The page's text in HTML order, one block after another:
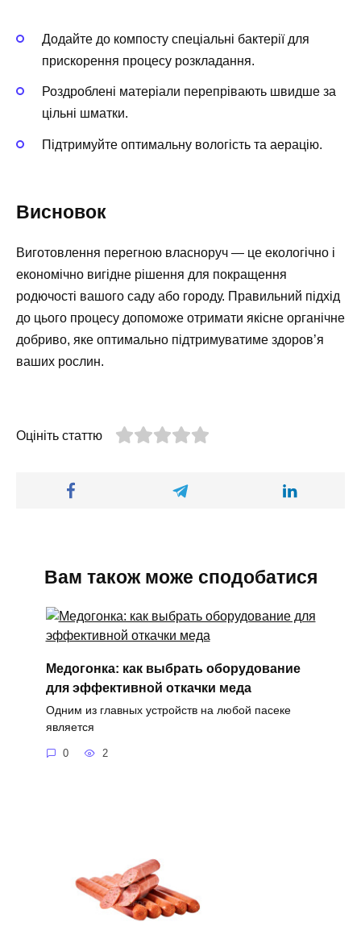
Додайте до компосту спеціальні бактерії для
прискорення процесу розкладання.
Роздроблені матеріали перепрівають швидше за
цільні шматки.
Підтримуйте оптимальну вологість та аерацію.
Висновок
Виготовлення перегною власноруч — це екологічно і
економічно вигідне рішення для покращення
родючості вашого саду або городу. Правильний підхід
до цього процесу допоможе отримати якісне органічне
добриво, яке оптимально підтримуватиме здоров’я
ваших рослин.
Оцініть статтю
Вам також може сподобатися
Медогонка: как выбрать оборудование
для эффективной откачки меда
Одним из главных устройств на любой пасеке
является
0 2